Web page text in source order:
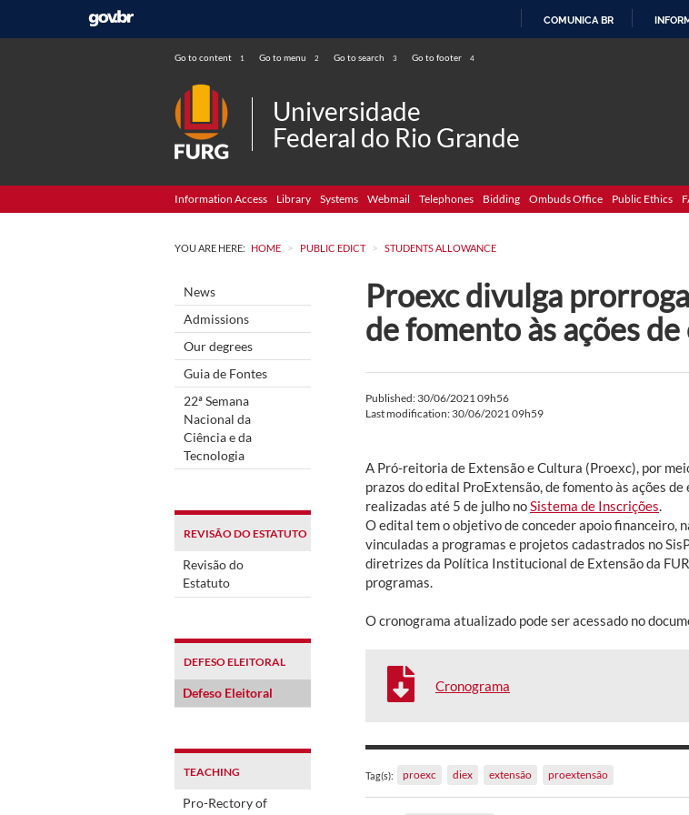
COMUNICA BR
Go to content 1 Go to menu 2 Go to search 3 Go to footer 4
Universidade
Federal do Rio Grande
Information Access Library Systems Webmail Telephones Bidding Ombuds Office Public Ethics
YOU ARE HERE: HOME > PUBLIC EDICT > STUDENTS ALLOWANCE
News
Admissions
Our degrees
Guia de Fontes
22ª Semana
Nacional da
Ciência e da
Tecnologia
REVISÃO DO ESTATUTO
Revisão do
Estatuto
DEFESO ELEITORAL
Defeso Eleitoral
TEACHING
Pro-Rectory of
Proexc divulga
de fomento às ações
Published: 30/06/2021 09h56
Last modification: 30/06/2021 09h59
A Pró-reitoria de Extensão e Cultura (Proexc), por
prazos do edital ProExtensão, de fomento às ações
realizadas até 5 de julho no Sistema de Inscrições
O edital tem o objetivo de conceder apoio financeiro,
vinculadas a programas e projetos cadastrados no
diretrizes da Política Institucional de Extensão da
programas.
O cronograma atualizado pode ser acessado no
Cronograma
Tag(s): proexc diex extensão proextensão